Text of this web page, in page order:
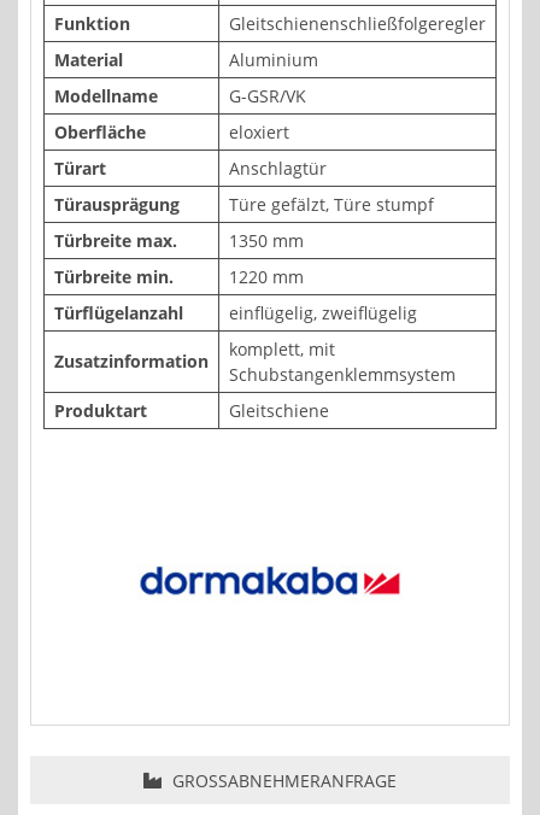
Funktion
Gleitschienenschließfolgeregler
Material
Aluminium
Modellname
G-GSR/VK
Oberfläche
eloxiert
Türart
Anschlagtür
Türausprägung
Türe gefälzt, Türe stumpf
Türbreite max.
1350 mm
Türbreite min.
1220 mm
Türflügelanzahl
einflügelig, zweiflügelig
Zusatzinformation
komplett, mit
Schubstangenklemmsystem
Produktart
Gleitschiene
GROSSABNEHMERANFRAGE